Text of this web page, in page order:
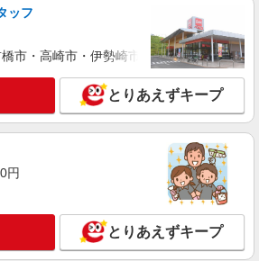
ス 新宿本社 第1営業部
養護老人ホームでの介護士
給：無資格1300円〜/有資格者1400円〜 ※資
経験などによる
葉県千葉市緑区
詳細を見る
駅≫夜勤なし！未経験・ブランクOKの
ッフ
市・高崎市・伊勢崎市・太田市・館林市
とりあえずキープ
円
とりあえずキープ